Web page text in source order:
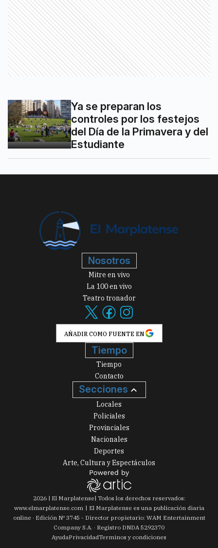
Ya se preparan los
controles por los festejos
del Día de la Primavera y del
Estudiante
Nosotros
Mitre en vivo
La 100 en vivo
Teatro tronador
AÑADIR COMO FUENTE EN
Tiempo
Tiempo
Contacto
Secciones
Locales
Policiales
Provinciales
Nacionales
Deportes
Arte, Cultura y Espectáculos
2026| El Marplatense| Todos los derechos reservados:
www.elmarplatense.com
El Marplatense es una publicación diaria
online · Edición Nº 3745 - Director propietario: WAM Entertainment
Company S.A. · Registro DNDA 5292370
AyudaPrivacidadTerminos y condiciones